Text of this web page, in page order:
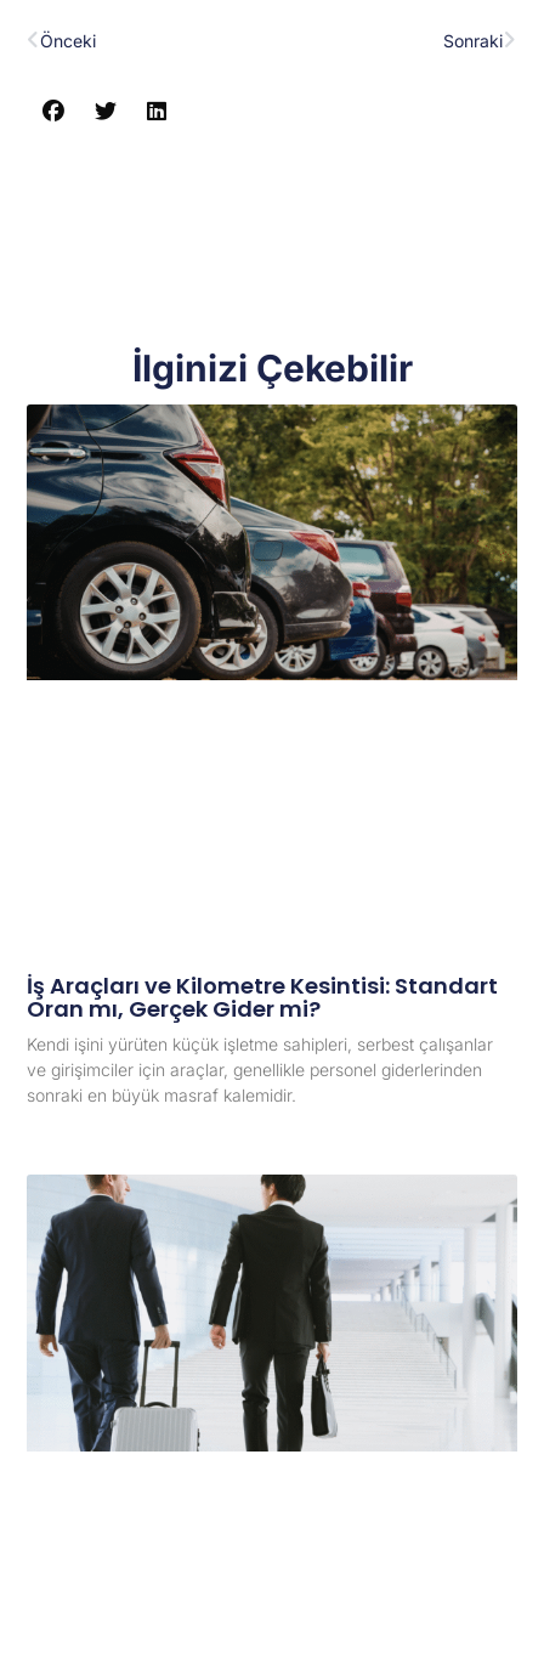
Önceki Sonraki
İlginizi Çekebilir
İş Araçları ve Kilometre Kesintisi: Standart
Oran mı, Gerçek Gider mi?
Kendi işini yürüten küçük işletme sahipleri, serbest çalışanlar
ve girişimciler için araçlar, genellikle personel giderlerinden
sonraki en büyük masraf kalemidir.